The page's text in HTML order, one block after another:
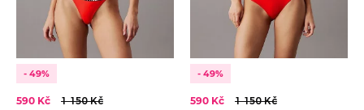
- 49%
590 Kč 1 150 Kč
- 49%
590 Kč 1 150 Kč